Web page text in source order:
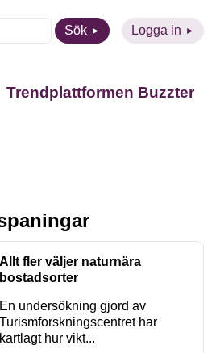
Sök Logga in
Trendplattformen Buzzter
Allt fler väljer naturnära
bostadsorter
En undersökning gjord av
Turismforskningscentret har
kartlagt hur vikt...